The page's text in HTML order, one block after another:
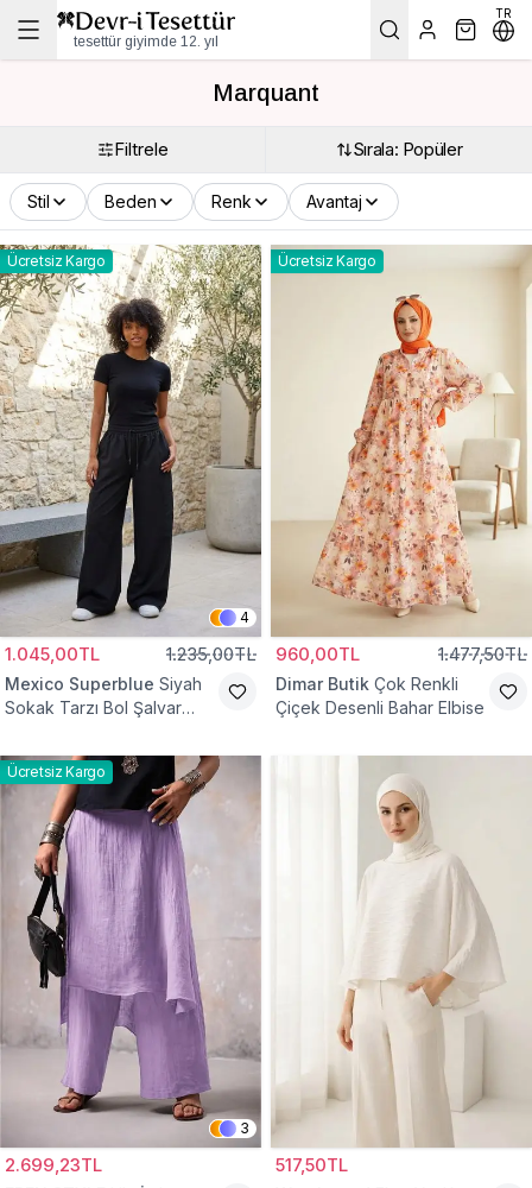
tesettür giyimde 12. yıl
TR
Marquant
Filtrele Sırala: Popüler
Stil Beden Renk Avantaj
Ücretsiz Kargo
4
1.045,00TL 1.235,00TL
Mexico Superblue Siyah
Sokak Tarzı Bol Şalvar
Ücretsiz Kargo
960,00TL 1.477,50TL
Dimar Butik Çok Renkli
Çiçek Desenli Bahar Elbise
Ücretsiz Kargo
3
2.699,23TL 517,50TL